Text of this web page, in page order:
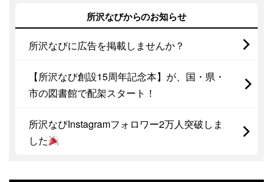
所沢なびからのお知らせ
所沢なびに広告を掲載しませんか？
【所沢なび創設15周年記念本】が、国・県・
市の図書館で配架スタート！
所沢なびInstagramフォロワー2万人突破しま
した